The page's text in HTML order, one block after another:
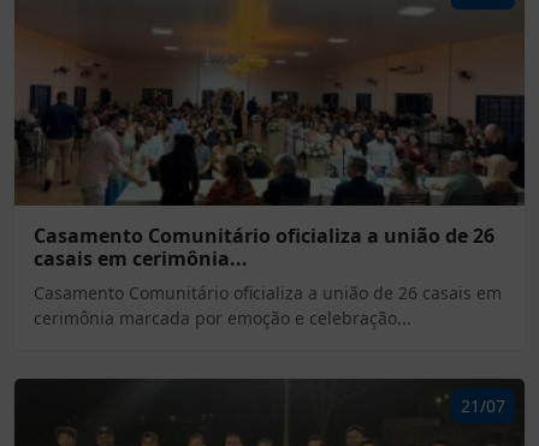
Casamento Comunitário oficializa a união de 26
casais em cerimônia...
Casamento Comunitário oficializa a união de 26 casais em
cerimônia marcada por emoção e celebração...
21/07